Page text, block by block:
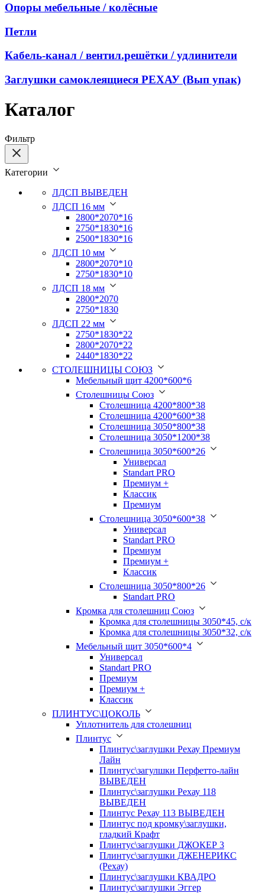
Опоры мебельные / колёсные
Петли
Кабель-канал / вентил.решётки / удлинители
Заглушки самоклеящиеся РЕХАУ (Вып упак)
Каталог
Фильтр
Категории
ЛДСП ВЫВЕДЕН
ЛДСП 16 мм
2800*2070*16
2750*1830*16
2500*1830*16
ЛДСП 10 мм
2800*2070*10
2750*1830*10
ЛДСП 18 мм
2800*2070
2750*1830
ЛДСП 22 мм
2750*1830*22
2800*2070*22
2440*1830*22
СТОЛЕШНИЦЫ СОЮЗ
Мебельный щит 4200*600*6
Столешницы Союз
Столешница 4200*800*38
Столешница 4200*600*38
Столешница 3050*800*38
Столешница 3050*1200*38
Столешница 3050*600*26
Универсал
Standart PRO
Премиум +
Классик
Премиум
Столешница 3050*600*38
Универсал
Standart PRO
Премиум
Премиум +
Классик
Столешница 3050*800*26
Standart PRO
Кромка для столешниц Союз
Кромка для столешницы 3050*45, с/к
Кромка для столешницы 3050*32, с/к
Мебельный щит 3050*600*4
Универсал
Standart PRO
Премиум
Премиум +
Классик
ПЛИНТУС\ЦОКОЛЬ
Уплотнитель для столешниц
Плинтус
Плинтус\заглушки Рехау Премиум
Лайн
Плинтус\загулшки Перфетто-лайн
ВЫВЕДЕН
Плинтус\заглушки Рехау 118
ВЫВЕДЕН
Плинтус Рехау 113 ВЫВЕДЕН
Плинтус под кромку\заглушки,
гладкий Крафт
Плинтус\заглушки ДЖОКЕР 3
Плинтус\заглушки ДЖЕНЕРИКС
(Рехау)
Плинтус\заглушки КВАДРО
Плинтус\заглушки Эггер